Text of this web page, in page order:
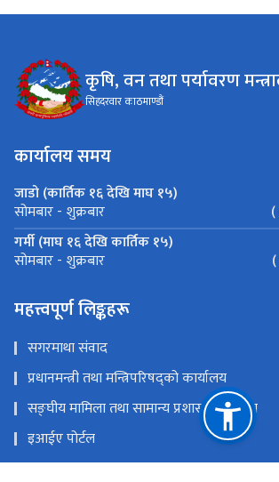
कृषि, वन तथा पर्यावरण
सिहदरवार काठमाण्डौं
कार्यालय समय
जाडो (कार्तिक १६ देखि माघ १५)
सोमबार - शुक्रबार
गर्मी (माघ १६ देखि कार्तिक १५)
सोमबार - शुक्रबार
महत्त्वपूर्ण लिङ्कहरू
सगरमाथा संवाद
प्रधानमन्त्री तथा मन्त्रिपरिषद्को कार्यालय
सङ्‍घीय मामिला तथा सामान्य प्रशासन मन्त्रालय
इआईए पोर्टल
परराष्ट्र मन्त्रालय